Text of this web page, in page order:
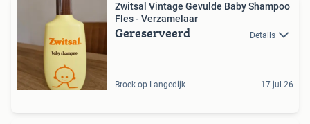
Zwitsal Vintage Gevulde Baby Shampoo
Fles - Verzamelaar
Gereserveerd Details
Broek op Langedijk 17 jul 26